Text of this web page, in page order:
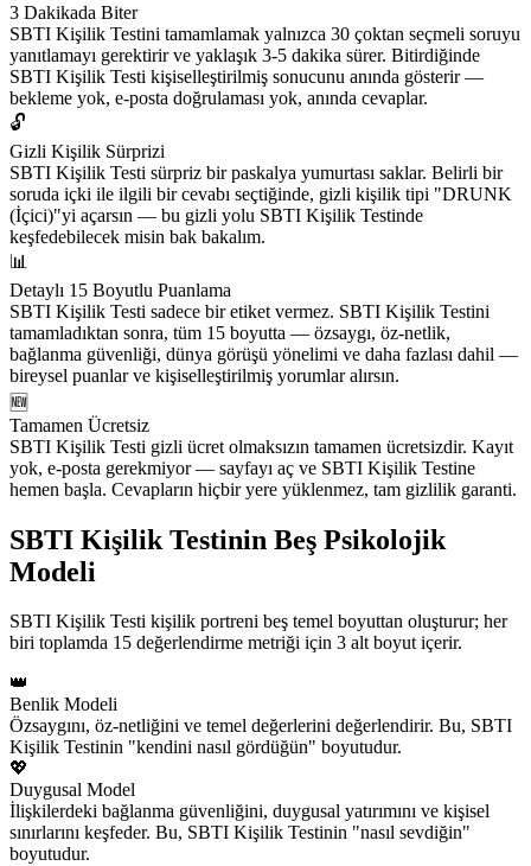
3 Dakikada Biter
SBTI Kişilik Testini tamamlamak yalnızca 30 çoktan seçmeli soruyu
yanıtlamayı gerektirir ve yaklaşık 3-5 dakika sürer. Bitirdiğinde
SBTI Kişilik Testi kişiselleştirilmiş sonucunu anında gösterir —
bekleme yok, e-posta doğrulaması yok, anında cevaplar.
🔓
Gizli Kişilik Sürprizi
SBTI Kişilik Testi sürpriz bir paskalya yumurtası saklar. Belirli bir
soruda içki ile ilgili bir cevabı seçtiğinde, gizli kişilik tipi "DRUNK
(İçici)"yi açarsın — bu gizli yolu SBTI Kişilik Testinde
keşfedebilecek misin bak bakalım.
📊
Detaylı 15 Boyutlu Puanlama
SBTI Kişilik Testi sadece bir etiket vermez. SBTI Kişilik Testini
tamamladıktan sonra, tüm 15 boyutta — özsaygı, öz-netlik,
bağlanma güvenliği, dünya görüşü yönelimi ve daha fazlası dahil —
bireysel puanlar ve kişiselleştirilmiş yorumlar alırsın.
🆕
Tamamen Ücretsiz
SBTI Kişilik Testi gizli ücret olmaksızın tamamen ücretsizdir. Kayıt
yok, e-posta gerekmiyor — sayfayı aç ve SBTI Kişilik Testine
hemen başla. Cevapların hiçbir yere yüklenmez, tam gizlilik garanti.
SBTI Kişilik Testinin Beş Psikolojik
Modeli
SBTI Kişilik Testi kişilik portreni beş temel boyuttan oluşturur; her
biri toplamda 15 değerlendirme metriği için 3 alt boyut içerir.
👑
Benlik Modeli
Özsaygını, öz-netliğini ve temel değerlerini değerlendirir. Bu, SBTI
Kişilik Testinin "kendini nasıl gördüğün" boyutudur.
💖
Duygusal Model
İlişkilerdeki bağlanma güvenliğini, duygusal yatırımını ve kişisel
sınırlarını keşfeder. Bu, SBTI Kişilik Testinin "nasıl sevdiğin"
boyutudur.